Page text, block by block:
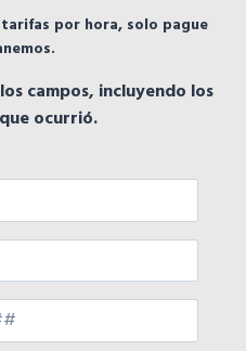
por hora, solo pague
los campos, incluyendo los
ocurrió.